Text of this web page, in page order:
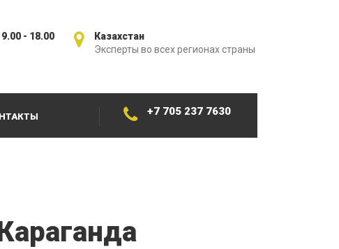
Казахстан
Эксперты во всех регионах страны
- 18.00
+7 705 237 7630